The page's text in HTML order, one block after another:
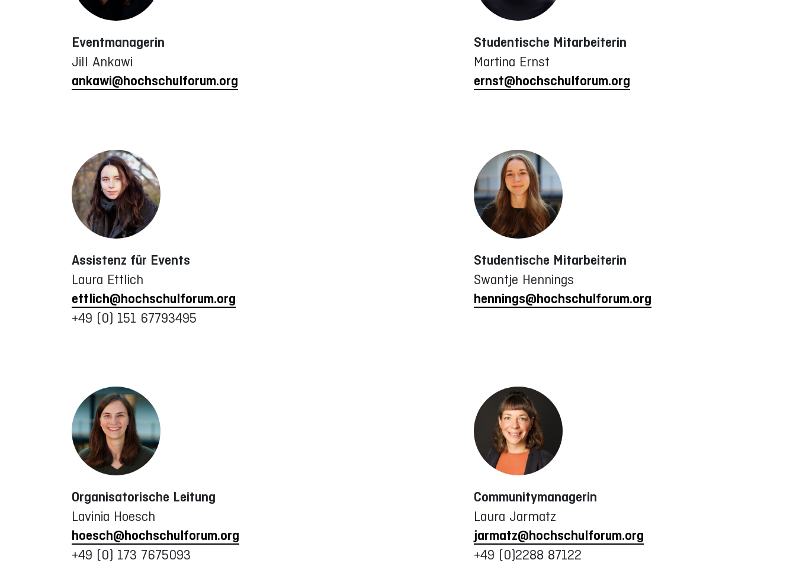
Eventmanagerin
Jill Ankawi
ankawi@hochschulforum.org
Studentische Mitarbeiterin
Martina Ernst
ernst@hochschulforum.org
Assistenz für Events
Laura Ettlich
ettlich@hochschulforum.org
+49 (0) 151 67793495
Studentische Mitarbeiterin
Swantje Hennings
hennings@hochschulforum.org
Organisatorische Leitung
Lavinia Hoesch
hoesch@hochschulforum.org
+49 (0) 173 7675093
Communitymanagerin
Laura Jarmatz
jarmatz@hochschulforum.org
+49 (0)2288 87122